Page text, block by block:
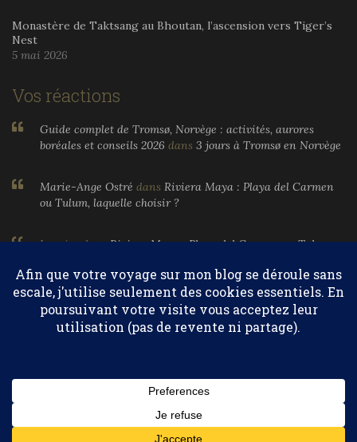
Monastère de Taktsang au Bhoutan, l’ascension vers Tiger’s
Nest
5 mai 2026
Vos réactions
Guide complet de Tromsø, Norvège : activités, aurores
boréales et conseils 2026 dans 3 jours à Tromsø en Norvège
Marie-Ange Ostré dans Riviera Maya : Playa del Carmen
ou Tulum, laquelle choisir ?
LarnierdansRiviera Maya : Playa del Carmen ou Tulum,
Marie-Ange OstrédansEgypte, parfums et huiles
essentielles
© 2004-2026 Marie-Ange Ostré. Tous droits réservés.
Confidentialité et cookies : ce site utilise des cookies. En continuant à
Pour en savoir plus, notamment sur la façon de contrôler les
Politique relative aux cookies